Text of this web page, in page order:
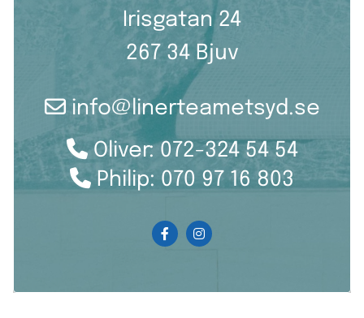
Irisgatan 24
267 34 Bjuv
 info@linerteametsyd.se
Oliver: 072-324 54 54
 Philip: 070 97 16 803